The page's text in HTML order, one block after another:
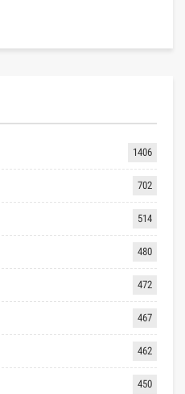
1406
702
514
480
472
467
462
450